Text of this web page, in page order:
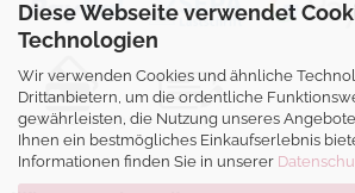
Diese Webseite verwendet
Technologien
Wir verwenden Cookies und ähnliche
Drittanbietern, um die ordentliche
gewährleisten, die Nutzung unseres
Ihnen ein bestmögliches Einkaufserlebnis
Informationen finden Sie in unserer